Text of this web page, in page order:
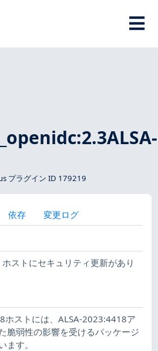
プラグイン ID 179219
依存 変更ログ
ストにセキュリティ更新があり
ホストには、ALSA-2023:4418ア
脆弱性の影響を受けるパッケージ
ます。